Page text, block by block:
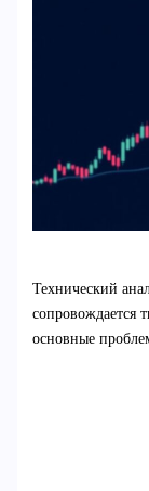
Технический
основные